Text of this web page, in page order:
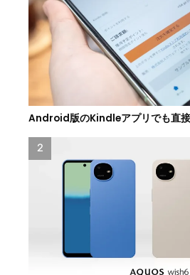
Android版のKindleアプリでも直